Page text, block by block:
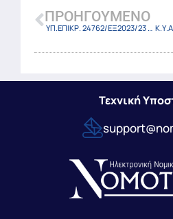
ΠΡΟΗΓΟΎΜΕΝΟ
ΥΠ.ΕΠΙΚΡ. 24762/ΕΞ2023/23 (ΦΕΚ-3481 Β/24-5-23)
Τεχνική